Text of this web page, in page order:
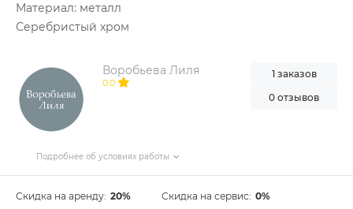
Материал: металл
Серебристый хром
Воробьева Лиля
0.0
Подробнее об условиях работы
1 заказов
0 отзывов
Скидка на аренду: 20% Скидка на сервис: 0%